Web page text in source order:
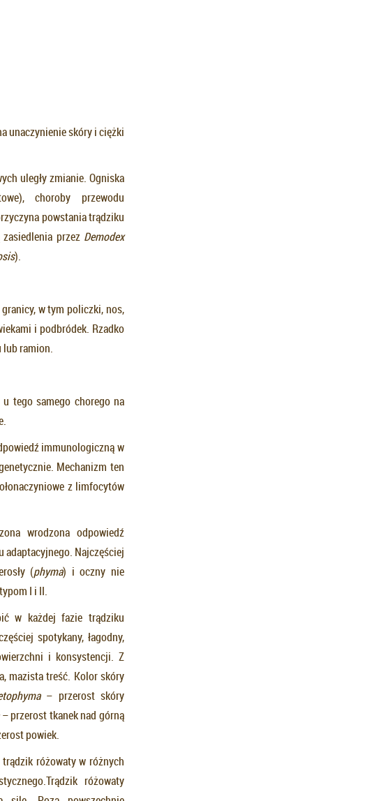
unaczynienie skóry i ciężki
uległy zmianie. Ogniska
choroby przewodu
powstania trądziku
przez Demodex
).
w tym policzki, nos,
i podbródek. Rzadko
lub ramion.
tego samego chorego na
immunologiczną w
Mechanizm ten
z limfocytów
wrodzona odpowiedź
Najczęściej
(phyma) i oczny nie
I i II.
w każdej fazie trądziku
spotykany, łagodny,
i konsystencji. Z
mazista treść. Kolor skóry
– przerost skóry
– przerost tkanek nad górną
powiek.
różowaty w różnych
różowaty